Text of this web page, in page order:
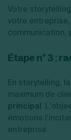
Votre
votre
communication,
Étape n° 3 :
En storytelling,
maximum de
principal.
émotions
entreprise.